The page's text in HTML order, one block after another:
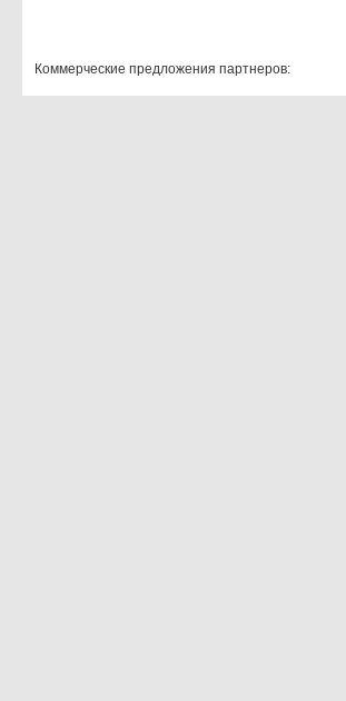
Коммерческие предложения партнеров: